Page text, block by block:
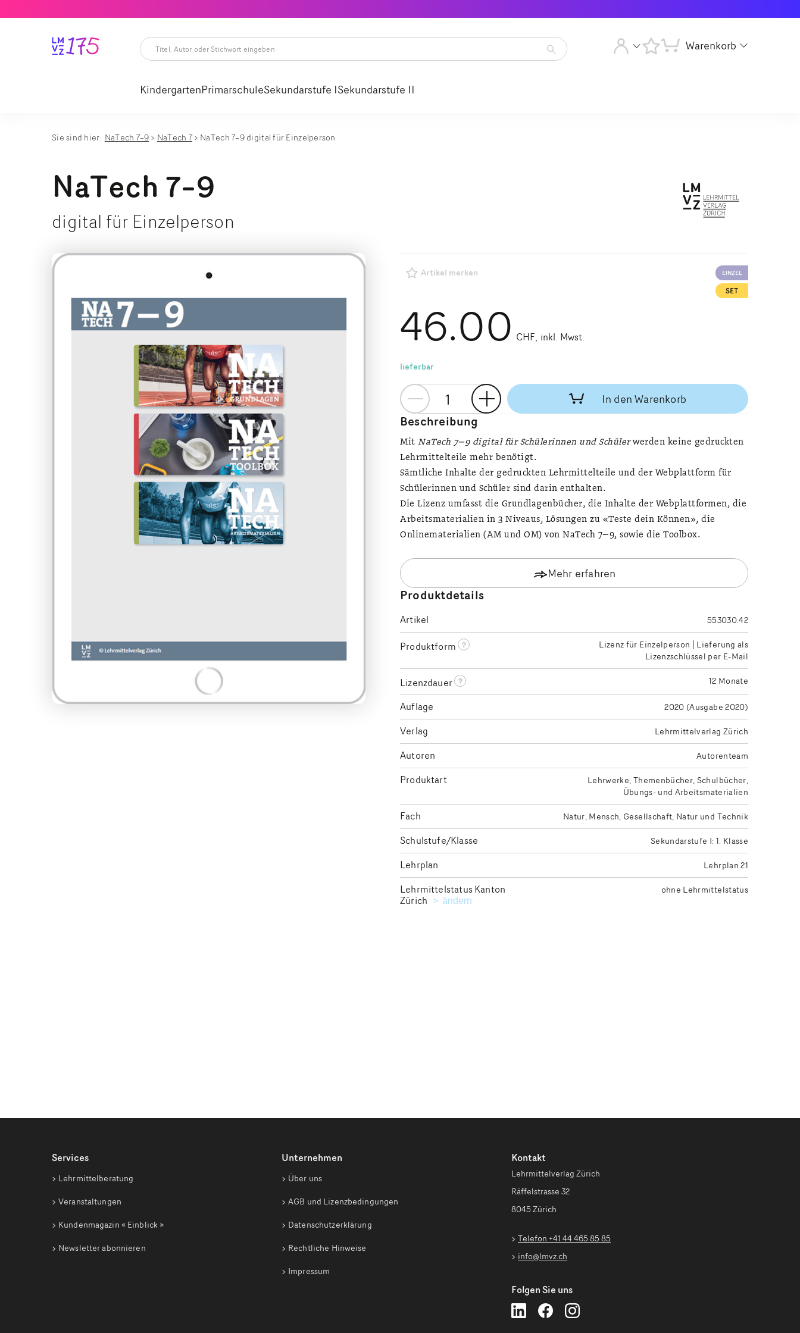
Titel,
Stichwort
eingeben
Artikelsuche
starten
KindergartenPrimarschuleSekundarstufe ISekundarstufe II
Warenkorb
Sie sind hier: NaTech 7–9 NaTech 7 NaTech 7–9 digital für Einzelperson
NaTech 7–9
digital für Einzelperson
Artikel merken EINZEL
SET
CHF
46.00 inkl. Mwst.
lieferbar
In den Warenkorb
Beschreibung
Mit NaTech 7–9 digital für Schülerinnen und Schülerwerden keine gedruckten
Lehrmittelteile mehr benötigt.
Sämtliche Inhalte der gedruckten Lehrmittelteile und der Webplattform für
Schülerinnen und Schüler sind darin enthalten.
Die Lizenz umfasst die Grundlagenbücher, die Inhalte der Webplattformen, die
Arbeitsmaterialien in 3 Niveaus, Lösungen zu «Teste dein Können», die
Onlinematerialien (AM und OM) von NaTech 7–9, sowie die Toolbox.
Mehr erfahren
Produktdetails
Artikel 553030.42
Produktform ?
Lizenz für Einzelperson | Lieferung als
Lizenzschlüssel per E-Mail
Lizenzdauer ? 12 Monate
Auflage 2020 (Ausgabe 2020)
Verlag Lehrmittelverlag Zürich
Autoren Autorenteam
Produktart Lehrwerke Themenbücher, Schulbücher
Übungs- und Arbeitsmaterialien
Fach Natur, Mensch, Gesellschaft Natur und Technik
Schulstufe/Klasse Sekundarstufe I: 1. Klasse
Lehrplan Lehrplan 21
Lehrmittelstatus Kanton
Zürich
Kanton für die Ausgabe des gewünschten Lehrmittelstatus
ändern
ohne Lehrmittelstatus
Services
Lehrmittelberatung
Veranstaltungen
Kundenmagazin « Einblick »
Newsletter abonnieren
Unternehmen
Über uns
AGB und Lizenzbedingungen
Datenschutzerklärung
Rechtliche Hinweise
Impressum
Kontakt
Lehrmittelverlag Zürich
Räffelstrasse 32
8045 Zürich
Telefon +41 44 465 85 85
info@lmvz.ch
Folgen Sie uns
Lehrmittelverlag
Zürich
Lehrmittelverlag
Zürich
Lehrmittelverlag
Zürich
Stichwort